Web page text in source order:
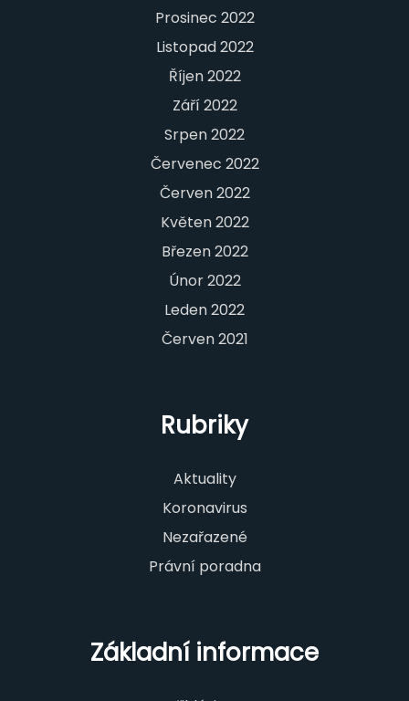
Prosinec 2022
Listopad 2022
Říjen 2022
Září 2022
Srpen 2022
Červenec 2022
Červen 2022
Květen 2022
Březen 2022
Únor 2022
Leden 2022
Červen 2021
Rubriky
Aktuality
Koronavirus
Nezařazené
Právní poradna
Základní informace